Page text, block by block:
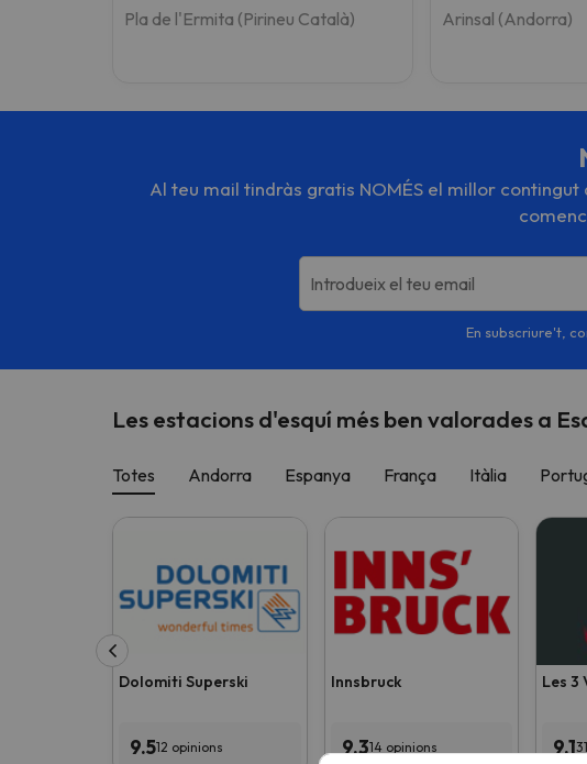
Pla de l'Ermita (Pirineu Català) Arinsal (Andorra)
Al teu mail tindràs gratis NOMÉS el millor
Introdueix el teu email
En subscriure't,
Les estacions d'esquí més ben valorades a
Totes Andorra Espanya França Itàlia
Dolomiti Superski
9.512 opinions
Innsbruck
9.314 opinions
Les 3
9.1